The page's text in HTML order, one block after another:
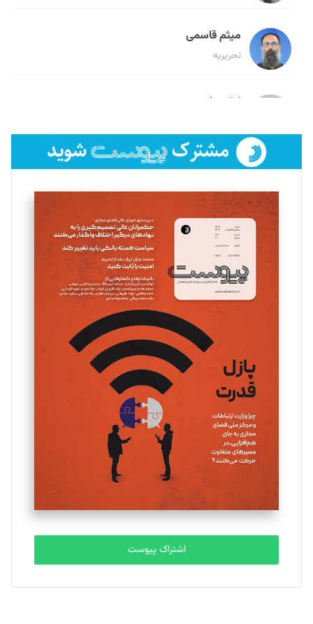
میثم قاسمی
تحریریه
لیلا حنارود
فائزه فتحی رستمی
تحریریه
سروش کرمیان
تحریریه
مینا پاکدل
یسنا امان‌پور
تحریریه
ملینا جعفری
تحریریه
مصطفی مسجدی آرانی
تحریریه
بابک نقاش
تحریریه
اشتراک پیوست